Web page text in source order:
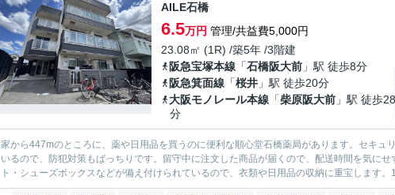
AILE石橋
6.5万円 管理/共益費5,000円
23.08㎡ (1R) /築5年 /3階建
阪急宝塚本線 「石橋阪大前 」駅 徒歩8分
阪急箕面線 「桜井 」駅 徒歩20分
大阪モノレール本線 「柴原阪大前 」駅 徒歩28
分
家から447mのところに、薬や日用品を買うのに便利な順心堂石橋薬局があります。セキュ
いるので、防犯対策もばっちりです。留守中に注文した商品が届くので、配送時間を気に
ト・シューズボックスなどが備え付けられているので、衣類や日用品の収納に重宝します